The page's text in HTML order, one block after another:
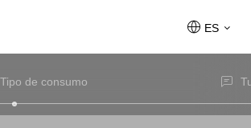
ES
de consumo